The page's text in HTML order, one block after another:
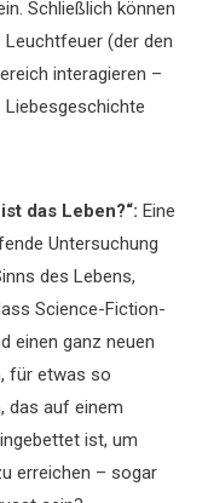
Schließlich können
(der den
interagieren –
das Leben?“: Eine
Untersuchung
des Lebens,
Science-Fiction-
einen ganz neuen
für etwas so
das auf einem
ist, um
erreichen – sogar